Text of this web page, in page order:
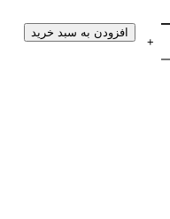
افزودن به سبد خرید